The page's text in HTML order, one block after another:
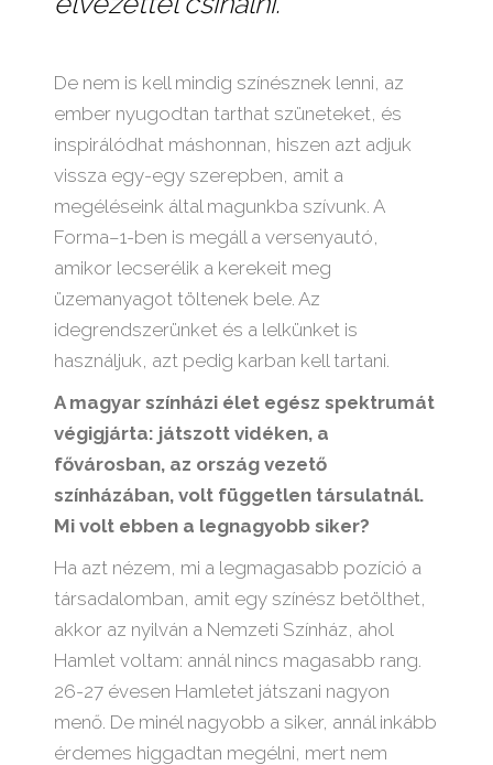
De nem is kell mindig színésznek lenni, az
ember nyugodtan tarthat szüneteket, és
inspirálódhat máshonnan, hiszen azt adjuk
vissza egy-egy szerepben, amit a
megéléseink által magunkba szívunk. A
Forma–1-ben is megáll a versenyautó,
amikor lecserélik a kerekeit meg
üzemanyagot töltenek bele. Az
idegrendszerünket és a lelkünket is
használjuk, azt pedig karban kell tartani.
A magyar színházi élet egész spektrumát
végigjárta: játszott vidéken, a
fővárosban, az ország vezető
színházában, volt független társulatnál.
Mi volt ebben a legnagyobb siker?
Ha azt nézem, mi a legmagasabb pozíció a
társadalomban, amit egy színész betölthet,
akkor az nyilván a Nemzeti Színház, ahol
Hamlet voltam: annál nincs magasabb rang.
26-27 évesen Hamletet játszani nagyon
menő. De minél nagyobb a siker, annál inkább
érdemes higgadtan megélni, mert nem